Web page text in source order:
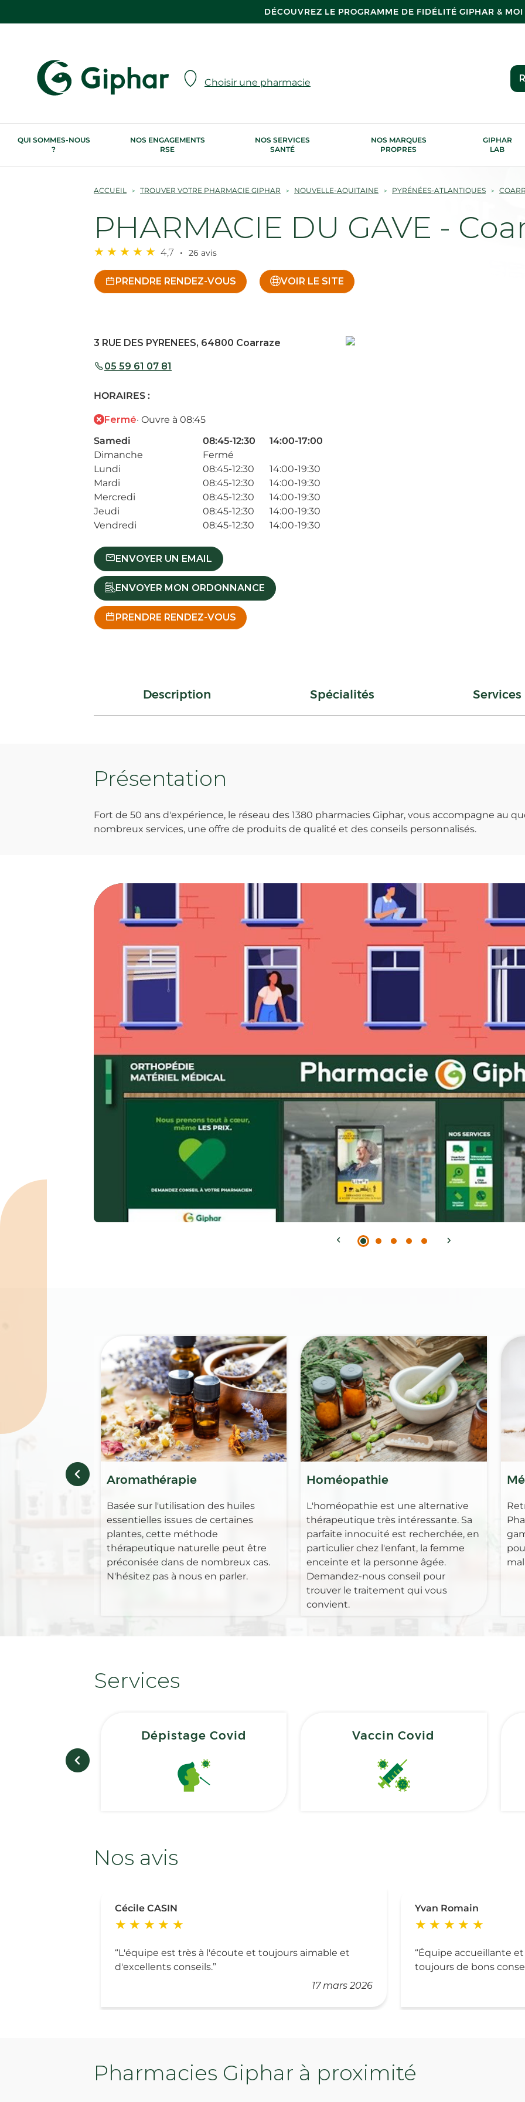
DÉCOUVREZ LE PROGRAMME DE FIDÉLITÉ GIPHAR & MOI
Choisir une pharmacie
QUI SOMMES-NOUS
?
NOS ENGAGEMENTS
RSE
NOS SERVICES
SANTÉ
NOS MARQUES
PROPRES
GIPHAR
LAB
ACCUEIL TROUVER VOTRE PHARMACIE GIPHAR NOUVELLE-AQUITAINE PYRÉNÉES-ATLANTIQUES
PHARMACIE DU GAVE -
4,7 26 avis
PRENDRE RENDEZ-VOUS VOIR LE SITE
3 RUE DES PYRENEES, 64800 Coarraze
05 59 61 07 81
HORAIRES :
Fermé· Ouvre à 08:45
Samedi
08:45-12:30
14:00-17:00
Dimanche
Fermé
Lundi
08:45-12:30
14:00-19:30
Mardi
08:45-12:30
14:00-19:30
Mercredi
08:45-12:30
14:00-19:30
Jeudi
08:45-12:30
14:00-19:30
Vendredi
08:45-12:30 14:00-19:30
ENVOYER UN EMAIL
ENVOYER MON ORDONNANCE
PRENDRE RENDEZ-VOUS
Description Spécialités Services
Présentation
Fort de 50 ans d'expérience, le réseau des 1380 pharmacies Giphar, vous accompagne au
nombreux services, une offre de produits de qualité et des conseils personnalisés.
Aromathérapie
Basée sur l'utilisation des huiles
essentielles issues de certaines
plantes, cette méthode
thérapeutique naturelle peut être
préconisée dans de nombreux cas.
N'hésitez pas à nous en parler.
Homéopathie
L'homéopathie est une alternative
thérapeutique très intéressante. Sa
parfaite innocuité est recherchée, en
particulier chez l'enfant, la femme
enceinte et la personne âgée.
Demandez-nous conseil pour
trouver le traitement qui vous
convient.
Services
Dépistage Covid Vaccin Covid
Nos avis
Cécile CASIN
17 mars 2026
L'équipe est très à l'écoute et toujours aimable et
d'excellents conseils.
Yvan Romain
Équipe accueillante
toujours de bons
Pharmacies Giphar à proximité